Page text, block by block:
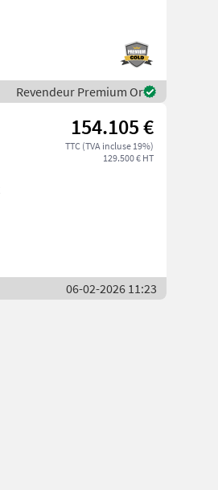
Revendeur Premium Or
154.105 €
TTC (TVA incluse 19%)
129.500 € HT
06-02-2026 11:23